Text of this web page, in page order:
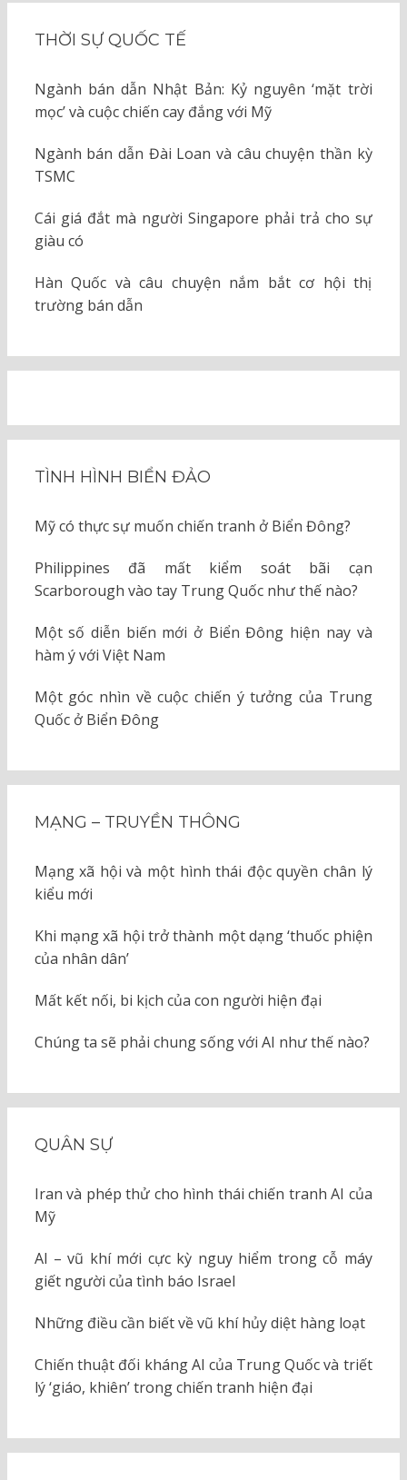
THỜI SỰ QUỐC TẾ
Ngành bán dẫn Nhật Bản: Kỷ nguyên ‘mặt trời
mọc’ và cuộc chiến cay đắng với Mỹ
Ngành bán dẫn Đài Loan và câu chuyện thần kỳ
TSMC
Cái giá đắt mà người Singapore phải trả cho sự
giàu có
Hàn Quốc và câu chuyện nắm bắt cơ hội thị
trường bán dẫn
TÌNH HÌNH BIỂN ĐẢO
Mỹ có thực sự muốn chiến tranh ở Biển Đông?
Philippines đã mất kiểm soát bãi cạn
Scarborough vào tay Trung Quốc như thế nào?
Một số diễn biến mới ở Biển Đông hiện nay và
hàm ý với Việt Nam
Một góc nhìn về cuộc chiến ý tưởng của Trung
Quốc ở Biển Đông
MẠNG – TRUYỀN THÔNG
Mạng xã hội và một hình thái độc quyền chân lý
kiểu mới
Khi mạng xã hội trở thành một dạng ‘thuốc phiện
của nhân dân’
Mất kết nối, bi kịch của con người hiện đại
Chúng ta sẽ phải chung sống với AI như thế nào?
QUÂN SỰ
Iran và phép thử cho hình thái chiến tranh AI của
Mỹ
AI – vũ khí mới cực kỳ nguy hiểm trong cỗ máy
giết người của tình báo Israel
Những điều cần biết về vũ khí hủy diệt hàng loạt
Chiến thuật đối kháng AI của Trung Quốc và triết
lý ‘giáo, khiên’ trong chiến tranh hiện đại